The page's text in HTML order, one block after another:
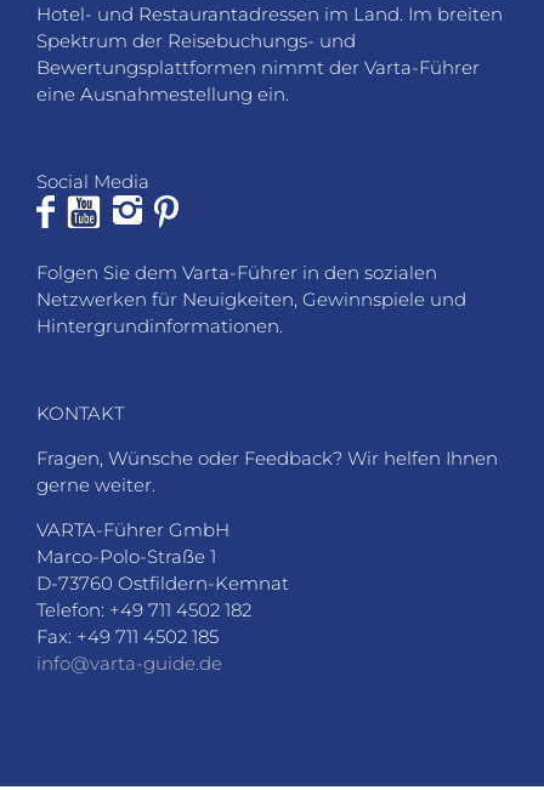
Hotel- und Restaurantadressen im Land. Im breiten
Spektrum der Reisebuchungs- und
Bewertungsplattformen nimmt der Varta-Führer
eine Ausnahmestellung ein.
Social Media
Folgen Sie dem Varta-Führer in den sozialen
Netzwerken für Neuigkeiten, Gewinnspiele und
Hintergrundinformationen.
KONTAKT
Fragen, Wünsche oder Feedback? Wir helfen Ihnen
gerne weiter.
VARTA-Führer GmbH
Marco-Polo-Straße 1
D-73760 Ostfildern-Kemnat
Telefon: +49 711 4502 182
Fax: +49 711 4502 185
info@varta-guide.de